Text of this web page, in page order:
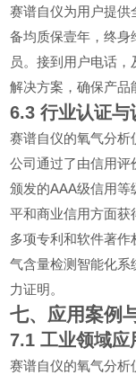
赛谱自仪为用户提供
备均质保壹年，终身
员。接到用户电话
解决方案，确保产品
6.3行业认证与
赛谱自仪的氧气分析
公司通过了由信用评
颁发的AAA级信用等
平和商业信用方面获
多项专利和软件著作
气含量检测智能化系
力证明。
七、应用案例
7.1工业领域应
赛谱自仪的氧气分析